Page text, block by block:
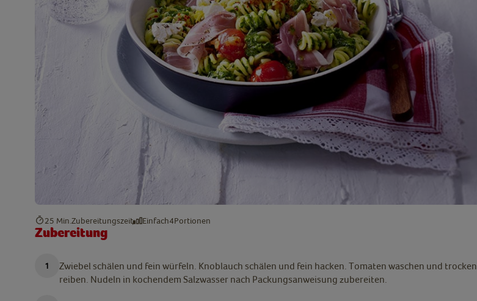
25 Min. Zubereitungszeit Einfach4Portionen
Zubereitung
Zwiebel schälen und fein würfeln. Knoblauch schälen und fein hacken. Tomaten waschen und trocken
reiben. Nudeln in kochendem Salzwasser nach Packungsanweisung zubereiten.